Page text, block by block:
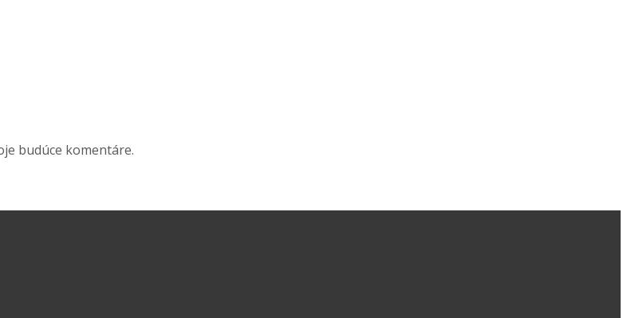
budúce komentáre.